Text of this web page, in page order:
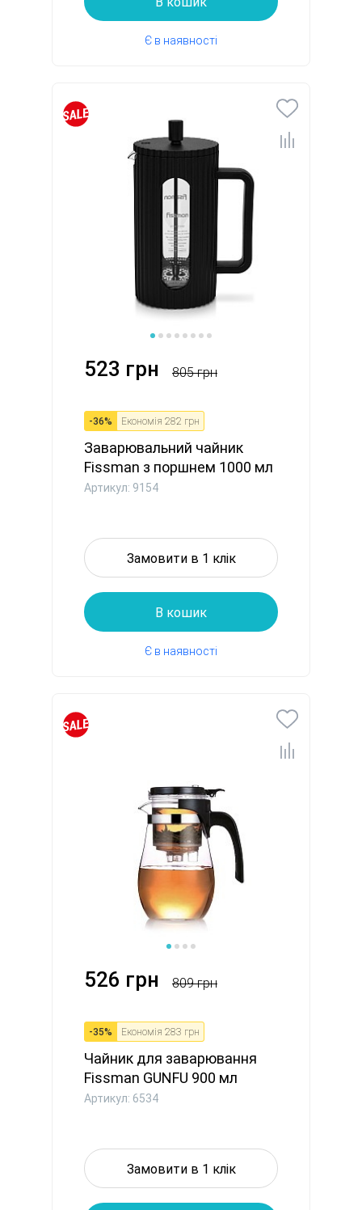
Є в наявності
523 грн 805 грн
-36% Економія 282 грн
Заварювальний чайник
Fissman з поршнем 1000 мл
скл...
Артикул: 9154
Замовити в 1 клік
В кошик
Є в наявності
526 грн 809 грн
-35% Економія 283 грн
Чайник для заварювання
Fissman GUNFU 900 мл
(6534)
Артикул: 6534
Замовити в 1 клік